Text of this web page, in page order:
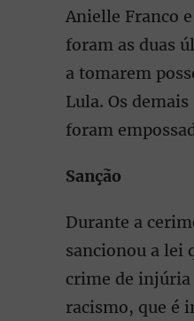
Anielle Franco
foram as duas
a tomarem
Lula. Os
foram
Sanção
Durante a
sancionou a lei
crime de injúria
racismo, que é